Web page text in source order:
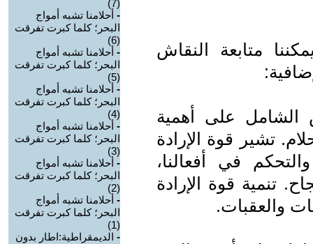
متابعة النقاش
الشامل على أهمية
تشير قوة الإرادة
في أفعالنا،
تنمية قوة الإرادة
والعقبات.
(7)
- أحلامنا تشبه أمواج
البحر؛ كلما كبرت تفرقت
(6)
- أحلامنا تشبه أمواج
البحر؛ كلما كبرت تفرقت
(5)
- أحلامنا تشبه أمواج
البحر؛ كلما كبرت تفرقت
(4)
- أحلامنا تشبه أمواج
البحر؛ كلما كبرت تفرقت
(3)
- أحلامنا تشبه أمواج
البحر؛ كلما كبرت تفرقت
(2)
- أحلامنا تشبه أمواج
البحر؛ كلما كبرت تفرقت
(1)
- الديمقراطية:اطار بدون